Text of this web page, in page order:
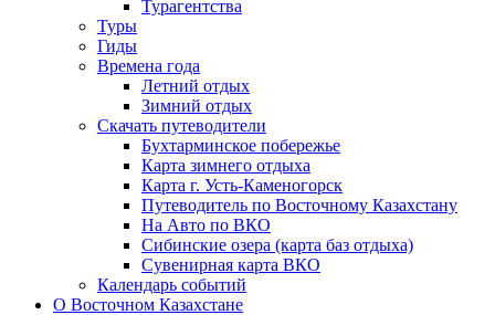
Турагентства
Туры
Гиды
Времена года
Летний отдых
Зимний отдых
Скачать путеводители
Бухтарминское побережье
Карта зимнего отдыха
Карта г. Усть-Каменогорск
Путеводитель по Восточному Казахстану
На Авто по ВКО
Сибинские озера (карта баз отдыха)
Сувенирная карта ВКО
Календарь событий
О Восточном Казахстане